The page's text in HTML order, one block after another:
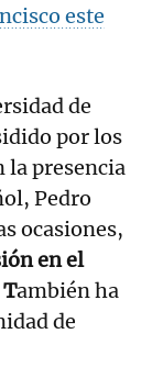
este
de
por los
la presencia
Pedro
ocasiones,
en el
ambién ha
de